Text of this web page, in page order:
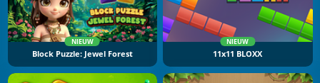
NIEUW
Block Puzzle: Jewel Forest
NIEUW
11x11 BLOXX